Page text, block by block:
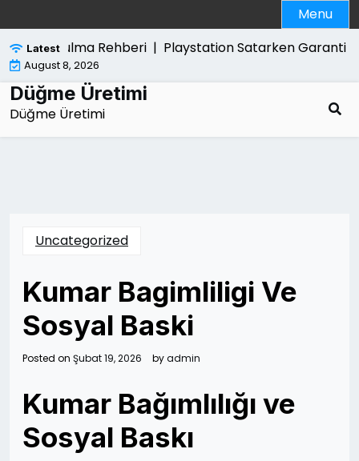
to
content
Menu
Latest
Kurtulma Rehberi |Playstation Satarken Garanti
August 8, 2026
Düğme Üretimi
Düğme Üretimi
Uncategorized
Kumar Bagimliligi Ve
Sosyal Baski
Posted on Şubat 19, 2026 byadmin
Kumar Bağımlılığı ve
Sosyal Baskı